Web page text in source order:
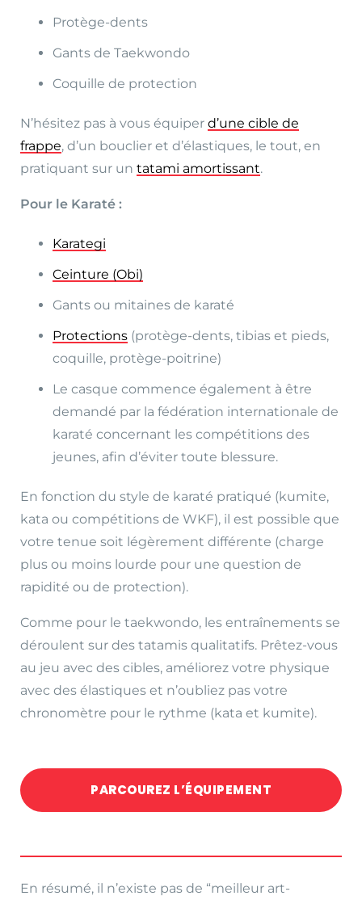
Protège-dents
Gants de Taekwondo
Coquille de protection
N’hésitez pas à vous équiper d’une cible de
frappe, d’un bouclier et d’élastiques, le tout, en
pratiquant sur un tatami amortissant.
Pour le Karaté :
Karategi
Ceinture (Obi)
Gants ou mitaines de karaté
Protections (protège-dents, tibias et pieds,
coquille, protège-poitrine)
Le casque commence également à être
demandé par la fédération internationale de
karaté concernant les compétitions des
jeunes, afin d’éviter toute blessure.
En fonction du style de karaté pratiqué (kumite,
kata ou compétitions de WKF), il est possible que
votre tenue soit légèrement différente (charge
plus ou moins lourde pour une question de
rapidité ou de protection).
Comme pour le taekwondo, les entraînements se
déroulent sur des tatamis qualitatifs. Prêtez-vous
au jeu avec des cibles, améliorez votre physique
avec des élastiques et n’oubliez pas votre
chronomètre pour le rythme (kata et kumite).
PARCOUREZ L’ÉQUIPEMENT
En résumé, il n’existe pas de “meilleur art-